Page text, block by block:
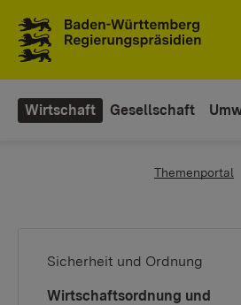
Wirtschaft Gesellschaft
You are here:
Themenportal
Sicherheit und Ordnung
Wirtschaftsordnung und